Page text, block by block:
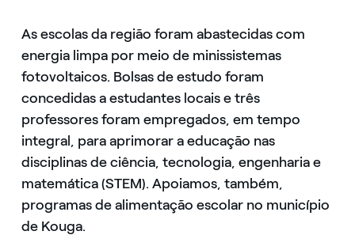
As escolas da região foram abastecidas com
energia limpa por meio de minissistemas
fotovoltaicos. Bolsas de estudo foram
concedidas a estudantes locais e três
professores foram empregados, em tempo
integral, ​​para aprimorar a educação nas
disciplinas de ciência, tecnologia, engenharia e
matemática (STEM). Apoiamos, também,
programas de alimentação escolar no município
de Kouga.